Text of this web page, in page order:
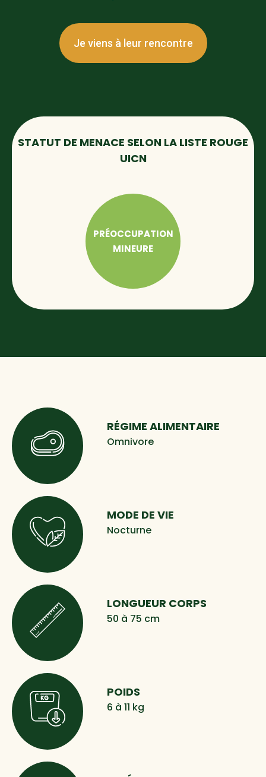
Je viens à leur rencontre
STATUT DE MENACE SELON LA LISTE ROUGE
UICN
PRÉOCCUPATION
MINEURE
RÉGIME ALIMENTAIRE
Omnivore
MODE DE VIE
Nocturne
LONGUEUR CORPS
50 à 75 cm
POIDS
6 à 11 kg